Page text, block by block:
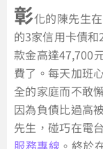
彰化的陳先生
的3家信用卡債
款金高達47,700
費了。每天加班
全的家庭而不敢
因為負債比過高
先生，碰巧在電
服務專線 。終於